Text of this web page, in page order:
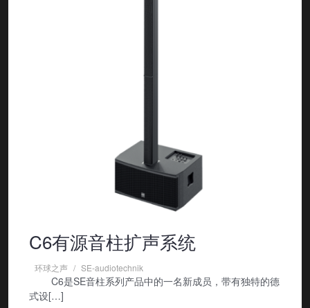
C6有源音柱扩声系统
环球之声 SE-audiotechnik
C6是SE音柱系列产品中的一名新成员，带有独特的德
式设[…]